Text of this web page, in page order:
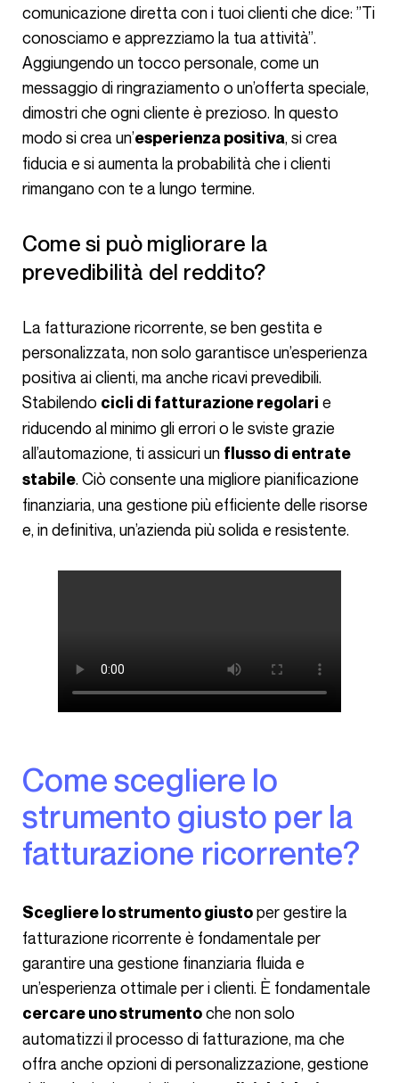
comunicazione diretta con i tuoi clienti che dice: ”Ti
conosciamo e apprezziamo la tua attività”.
Aggiungendo un tocco personale, come un
messaggio di ringraziamento o un’offerta speciale,
dimostri che ogni cliente è prezioso. In questo
modo si crea un’esperienza positiva, si crea
fiducia e si aumenta la probabilità che i clienti
rimangano con te a lungo termine.
Come si può migliorare la
prevedibilità del reddito?
La fatturazione ricorrente, se ben gestita e
personalizzata, non solo garantisce un’esperienza
positiva ai clienti, ma anche ricavi prevedibili.
Stabilendo cicli di fatturazione regolari e
riducendo al minimo gli errori o le sviste grazie
all’automazione, ti assicuri un flusso di entrate
stabile. Ciò consente una migliore pianificazione
finanziaria, una gestione più efficiente delle risorse
e, in definitiva, un’azienda più solida e resistente.
Come scegliere lo
strumento giusto per la
fatturazione ricorrente?
Scegliere lo strumento giustoper gestire la
fatturazione ricorrente è fondamentale per
garantire una gestione finanziaria fluida e
un’esperienza ottimale per i clienti. È fondamentale
cercare uno strumentoche non solo
automatizzi il processo di fatturazione, ma che
offra anche opzioni di personalizzazione, gestione